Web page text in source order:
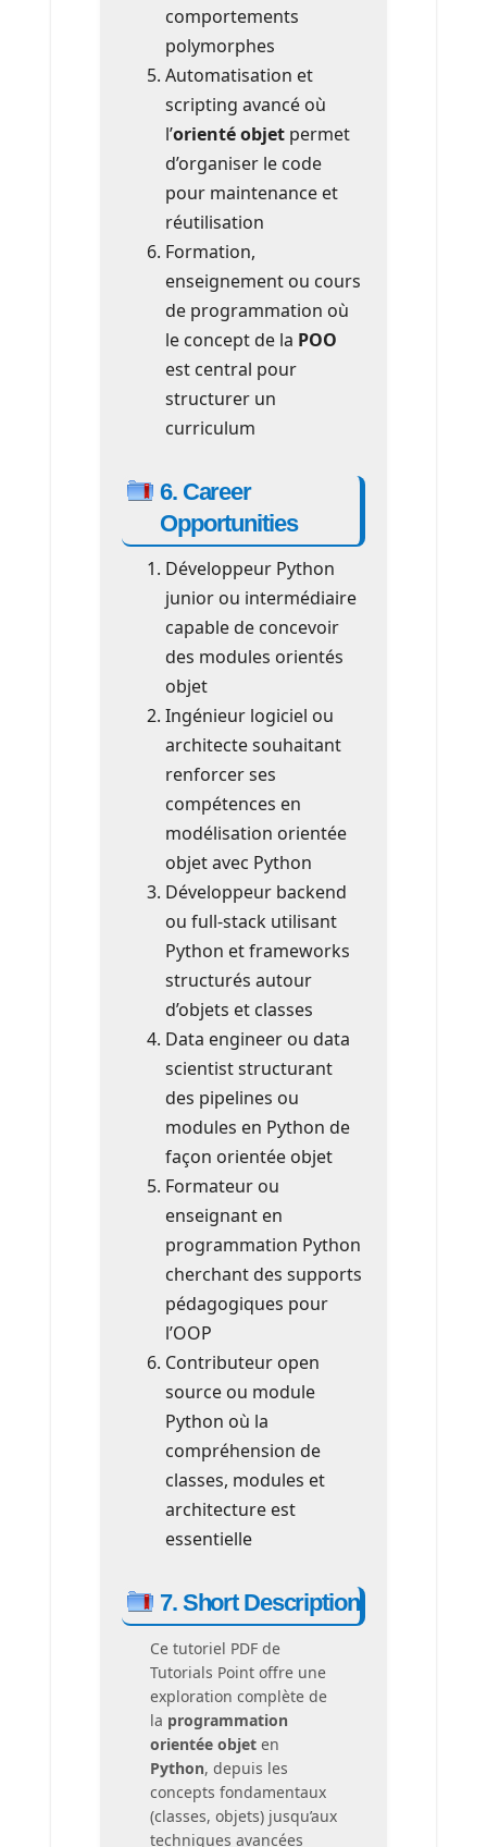
comportements
polymorphes
Automatisation et
scripting avancé où
l’orienté objet permet
d’organiser le code
pour maintenance et
réutilisation
Formation,
enseignement ou cours
de programmation où
le concept de la POO
est central pour
structurer un
curriculum
6. Career
Opportunities
Développeur Python
junior ou intermédiaire
capable de concevoir
des modules orientés
objet
Ingénieur logiciel ou
architecte souhaitant
renforcer ses
compétences en
modélisation orientée
objet avec Python
Développeur backend
ou full-stack utilisant
Python et frameworks
structurés autour
d’objets et classes
Data engineer ou data
scientist structurant
des pipelines ou
modules en Python de
façon orientée objet
Formateur ou
enseignant en
programmation Python
cherchant des supports
pédagogiques pour
l’OOP
Contributeur open
source ou module
Python où la
compréhension de
classes, modules et
architecture est
essentielle
7. Short Description
Ce tutoriel PDF de
Tutorials Point offre une
exploration complète de
la programmation
orientée objeten
Python, depuis les
concepts fondamentaux
(classes, objets) jusqu’aux
techniques avancées